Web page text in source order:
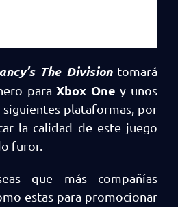
The Divisiontomará
paraXbox One y unos
siguientes plataformas, por
la calidad de este juego
furor.
que más compañías
estas para promocionar